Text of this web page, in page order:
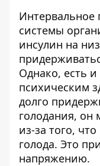
Интервальное
системы
инсулин на
Однако, есть
психическим
долго
голодания, он
из-за того,
голода. Это
напряжению.